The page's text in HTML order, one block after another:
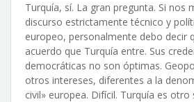
Turquía, sí. La gran pregunta. Si nos
discurso estrictamente técnico y
europeo, personalmente debo decir
acuerdo que Turquía entre. Sus
democráticas no son óptimas.
otros intereses, diferentes a la
civil» europea. Difícil. Turquía es